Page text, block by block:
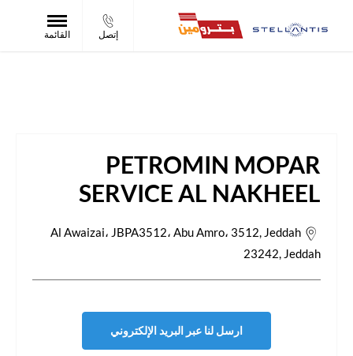
إتصل القائمة
PETROMIN MOPAR
SERVICE AL NAKHEEL
Al Awaizai، JBPA3512، Abu Amro، 3512, Jeddah
23242, Jeddah
ارسل لنا عبر البريد الإلكتروني